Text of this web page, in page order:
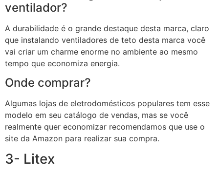
ventilador?
A durabilidade é o grande destaque desta marca, claro
que instalando ventiladores de teto desta marca você
vai criar um charme enorme no ambiente ao mesmo
tempo que economiza energia.
Onde comprar?
Algumas lojas de eletrodomésticos populares tem esse
modelo em seu catálogo de vendas, mas se você
realmente quer economizar recomendamos que use o
site da Amazon para realizar sua compra.
3- Litex